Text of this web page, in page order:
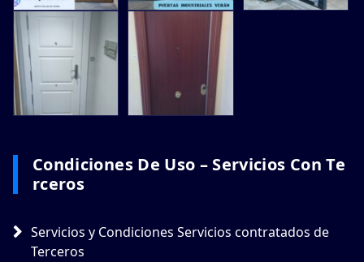
Condiciones De Uso – Servicios Con Te
Rceros
Servicios y Condiciones Servicios contratados de
Terceros